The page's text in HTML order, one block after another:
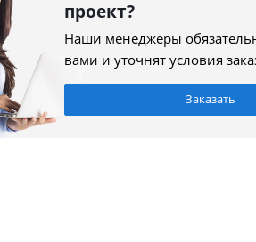
проект?
Наши менеджеры
вами и уточнят условия
Заказать